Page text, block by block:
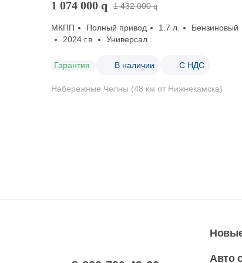
1 074 000 q 1 432 000 q
МКПП Полный привод 1.7 л.
Бензиновый
2024 г.в.
Универсал
Гарантия В наличии С НДС
Набережные Челны (48 км от Нижнекамска)
Авто